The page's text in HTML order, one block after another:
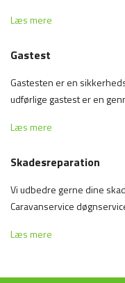
Læs mere
Gastest
Gastesten er en
udførlige gastest er en
Læs mere
Skadesreparation
Vi udbedre gerne dine
Caravanservice
Læs mere